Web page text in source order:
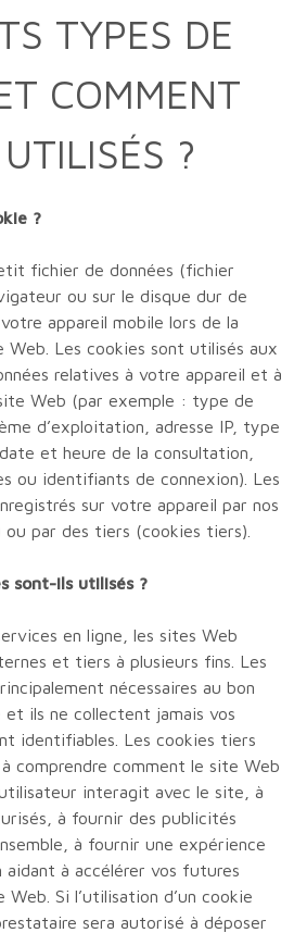
TYPES DE
COMMENT
?
?
fichier de données (fichier
ou sur le disque dur de
appareil mobile lors de la
Web. Les cookies sont utilisés aux
relatives à votre appareil et à
Web (par exemple : type de
d’exploitation, adresse IP, type
et heure de la consultation,
ou identifiants de connexion). Les
sur votre appareil par nos
ou par des tiers (cookies tiers).
sont-ils utilisés ?
en ligne, les sites Web
et tiers à plusieurs fins. Les
nécessaires au bon
ils ne collectent jamais vos
identifiables. Les cookies tiers
comprendre comment le site Web
interagit avec le site, à
à fournir des publicités
à fournir une expérience
à accélérer vos futures
Si l’utilisation d’un cookie
sera autorisé à déposer